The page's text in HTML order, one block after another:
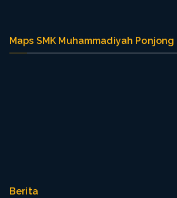
2024
Maps SMK Muhammadiyah Ponjong
Berita